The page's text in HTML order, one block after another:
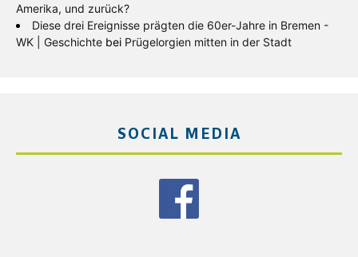
Amerika, und zurück?
Diese drei Ereignisse prägten die 60er-Jahre in Bremen -
WK | Geschichte bei Prügelorgien mitten in der Stadt
SOCIAL MEDIA